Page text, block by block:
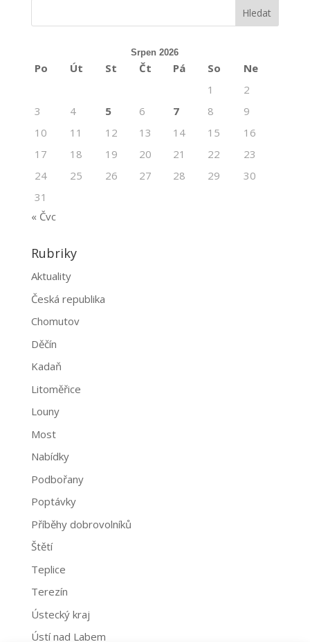
Srpen 2026
Po Út St Čt Pá So
Ne
1
2
3
4 5 6 7 8
9
10
11 12 13 14 15
16
17
18 19 20 21 22
23
24
25 26 27 28 29
30
31
« Čvc
Rubriky
Aktuality
Česká republika
Chomutov
Děčín
Kadaň
Litoměřice
Louny
Most
Nabídky
Podbořany
Poptávky
Příběhy dobrovolníků
Štětí
Teplice
Terezín
Ústecký kraj
Ústí nad Labem